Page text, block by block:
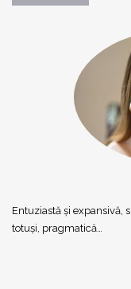
Entuziastă şi expansivă,
totuşi, pragmatică…